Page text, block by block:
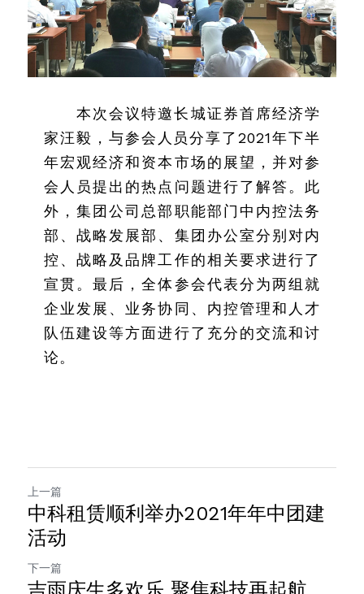
本次会议特邀长城证券首席经济学
家汪毅，与参会人员分享了2021年下半
年宏观经济和资本市场的展望，并对参
会人员提出的热点问题进行了解答。此
外，集团公司总部职能部门中内控法务
部、战略发展部、集团办公室分别对内
控、战略及品牌工作的相关要求进行了
宣贯。最后，全体参会代表分为两组就
企业发展、业务协同、内控管理和人才
队伍建设等方面进行了充分的交流和讨
论。
上一篇
中科租赁顺利举办2021年年中团建
活动
下一篇